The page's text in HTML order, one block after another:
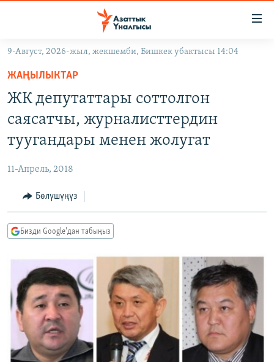
Навигацияга
өтүңүз
Издөөгө
салыңызКЫРГЫЗСТАН
МАДАНИЯТ
ДҮЙНӨ
ТВ ПРОГРАММАЛАР
БҮГҮН АЗАТТЫКТА
ДАНИСТЕ
ЭЖЕ-СИҢДИЛЕР
АЗАТТЫК+
ЫҢГАЙСЫЗ СУРООЛОР
ПОДКАСТ
ОНЛАЙН ШЕРИНЕ
9-Август, 2026-жыл, жекшемби, Бишкек убактысы 14:04
ЖАҢЫЛЫКТАР
ЖК депутаттары соттолгон
саясатчы, журналисттердин
туугандары менен жолугат
11-Апрель, 2018
Бөлүшүңүз
Бизди Google'дан табыңыз